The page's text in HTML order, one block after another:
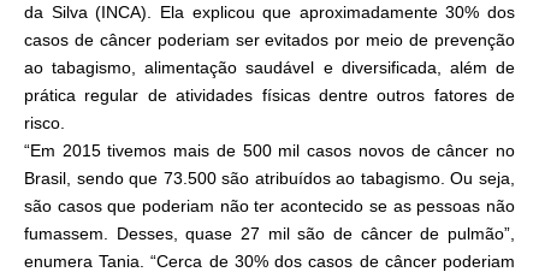
da Silva (INCA). Ela explicou que aproximadamente 30% dos
casos de câncer poderiam ser evitados por meio de prevenção
ao tabagismo, alimentação saudável e diversificada, além de
prática regular de atividades físicas dentre outros fatores de
risco.
“Em 2015 tivemos mais de 500 mil casos novos de câncer no
Brasil, sendo que 73.500 são atribuídos ao tabagismo. Ou seja,
são casos que poderiam não ter acontecido se as pessoas não
fumassem. Desses, quase 27 mil são de câncer de pulmão”,
enumera Tania. “Cerca de 30% dos casos de câncer poderiam